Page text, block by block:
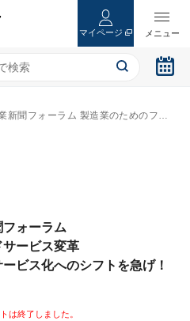
マイページ
のフィールドサービス変革 ～製品の売り切りから、サービス化へのシフトを急げ！～
フォーラム
ービス変革
ビス化へのシフトを急げ！